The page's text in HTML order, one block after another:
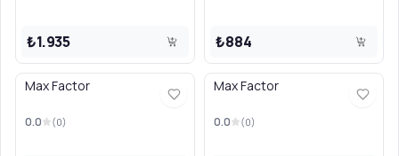
₺1.935 ₺884
Max Factor
0.0 (0)
Max Factor
0.0 (0)